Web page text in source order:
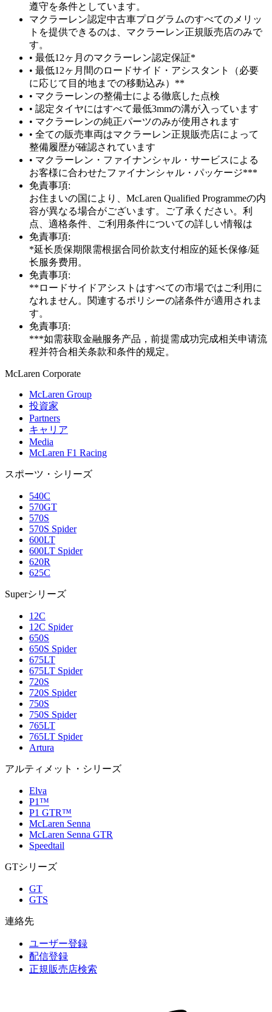
遵守を条件としています。
マクラーレン認定中古車プログラムのすべてのメリッ
トを提供できるのは、マクラーレン正規販売店のみで
す。
• 最低12ヶ月のマクラーレン認定保証*
• 最低12ヶ月間のロードサイド・アシスタント（必要
に応じて目的地までの移動込み）**
• マクラーレンの整備士による徹底した点検
• 認定タイヤにはすべて最低3mmの溝が入っています
• マクラーレンの純正パーツのみが使用されます
• 全ての販売車両はマクラーレン正規販売店によって
整備履歴が確認されています
• マクラーレン・ファイナンシャル・サービスによる
お客様に合わせたファイナンシャル・パッケージ***
免責事項:
お住まいの国により、McLaren Qualified Programmeの内
容が異なる場合がございます。ご了承ください。利
点、適格条件、ご利用条件についての詳しい情報は
免責事項:
*延长质保期限需根据合同价款支付相应的延长保修/延
长服务费用。
免責事項:
**ロードサイドアシストはすべての市場ではご利用に
なれません。関連するポリシーの諸条件が適用されま
す。
免責事項:
***如需获取金融服务产品，前提需成功完成相关申请流
程并符合相关条款和条件的规定。
McLaren Corporate
McLaren Group
投資家
Partners
キャリア
Media
McLaren F1 Racing
スポーツ・シリーズ
540C
570GT
570S
570S Spider
600LT
600LT Spider
620R
625C
Superシリーズ
12C
12C Spider
650S
650S Spider
675LT
675LT Spider
720S
720S Spider
750S
750S Spider
765LT
765LT Spider
Artura
アルティメット・シリーズ
Elva
P1™
P1 GTR™
McLaren Senna
McLaren Senna GTR
Speedtail
GTシリーズ
GT
GTS
連絡先
ユーザー登録
配信登録
正規販売店検索